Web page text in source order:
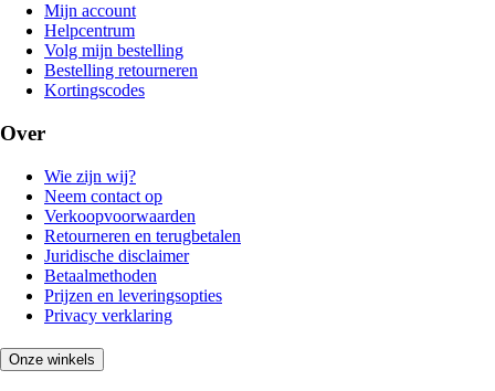
Mijn account
Helpcentrum
Volg mijn bestelling
Bestelling retourneren
Kortingscodes
Over
Wie zijn wij?
Neem contact op
Verkoopvoorwaarden
Retourneren en terugbetalen
Juridische disclaimer
Betaalmethoden
Prijzen en leveringsopties
Privacy verklaring
Onze winkels